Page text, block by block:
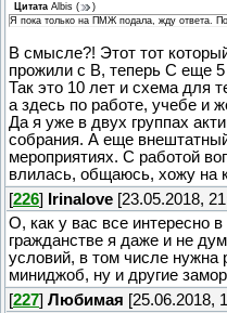
Цитата Albis (
)
Я пока только на ПМЖ подала, жду ответа.
В смысле?! Этот тот
прожили с В, теперь С еще 5
Так это 10 лет и схема для
а здесь по работе, учебе и
Да я уже в двух группах
собрания. А еще
мероприятиях. С работой
влилась, общаюсь, хожу на
[226] Irinalove [23.05.2018,
О, как у вас все интересно
гражданстве я даже и не
условий, в том числе нужна
миниджоб, ну и другие
[227] Любимая [25.06.2018,